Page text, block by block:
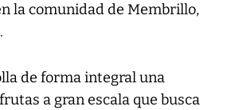
la comunidad de Membrillo,
de forma integral una
a gran escala que busca